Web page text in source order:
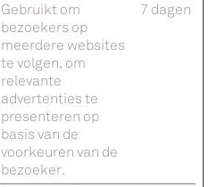
Gebruikt om
bezoekers op
meerdere websites
te volgen, om
relevante
advertenties te
presenteren op
basis van de
voorkeuren van de
bezoeker.
7 dagen